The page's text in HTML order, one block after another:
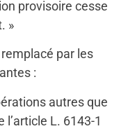
provisoire cesse
»
par les
:
autres que
l’article L. 6143-1